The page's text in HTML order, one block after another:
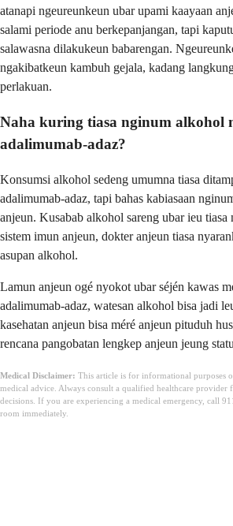
atanapi ngeureunkeun ubar upami kaayaan
salami periode anu berkepanjangan, tapi
salawasna dilakukeun babarengan.
ngakibatkeun kambuh gejala, kadang
perlakuan.
Naha kuring tiasa nginum alkohol
adalimumab-adaz?
Konsumsi alkohol sedeng umumna tiasa
adalimumab-adaz, tapi bahas kabiasaan
anjeun. Kusabab alkohol sareng ubar ieu tiasa
sistem imun anjeun, dokter anjeun tiasa
asupan alkohol.
Lamun anjeun ogé nyokot ubar séjén kawas
adalimumab-adaz, watesan alkohol bisa jadi
kasehatan anjeun bisa méré anjeun pituduh
rencana pangobatan lengkep anjeun jeung
Medical Disclaimer: This article is for informational purposes
medical advice. Always consult a qualified healthcare provider
decisions. If you are experiencing a medical emergency, call
room immediately.